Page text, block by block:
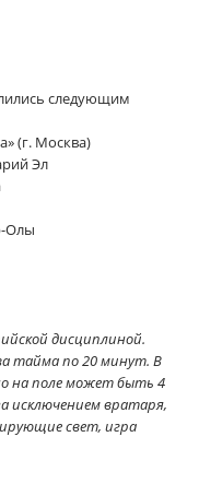
следующим
(г. Москва)
Эл
Олы
дисциплиной.
тайма по 20 минут. В
на поле может быть 4
исключением вратаря,
свет, игра